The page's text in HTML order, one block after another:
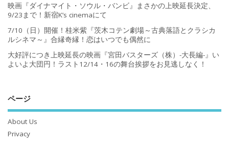
映画『ダイナマイト・ソウル・バンビ』まさかの上映延長決定、
9/23まで！新宿K’s cinemaにて
7/10（日）開催！桂米紫『茨木コテン劇場～古典落語とクラシカ
ルシネマ～』合縁奇縁！恋はいつでも偶然に
大好評につき上映延長の映画『宮田バスターズ（株）-大長編-』い
よいよ大団円！ラスト12/14・16の舞台挨拶をお見逃しなく！
ページ
About Us
Privacy